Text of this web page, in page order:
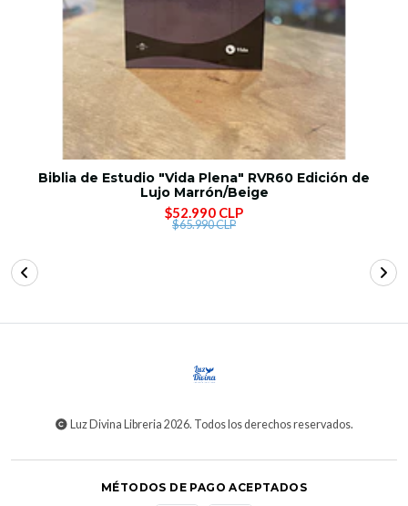
Biblia de Estudio "Vida Plena" RVR60 Edición de
Lujo Marrón/Beige
$52.990 CLP
$65.990 CLP
Luz Divina Libreria 2026. Todos los derechos reservados.
MÉTODOS DE PAGO ACEPTADOS